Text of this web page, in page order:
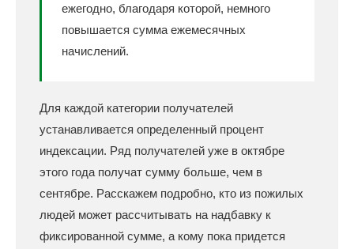
ежегодно, благодаря которой, немного
повышается сумма ежемесячных
начислений.
Для каждой категории получателей
устанавливается определенный процент
индексации. Ряд получателей уже в октябре
этого года получат сумму больше, чем в
сентябре. Расскажем подробно, кто из пожилых
людей может рассчитывать на надбавку к
фиксированной сумме, а кому пока придется